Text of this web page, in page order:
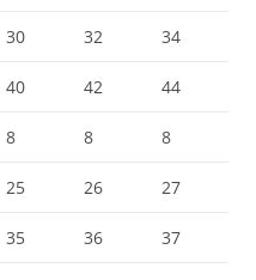
30 32 34
40 42 44
8 8 8
25 26 27
35 36 37